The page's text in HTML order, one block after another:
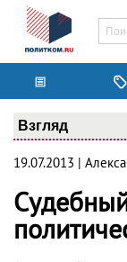
Взгляд
19.07.2013 |